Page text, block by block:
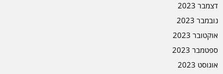
דצמבר 2023
נובמבר 2023
אוקטובר 2023
ספטמבר 2023
אוגוסט 2023